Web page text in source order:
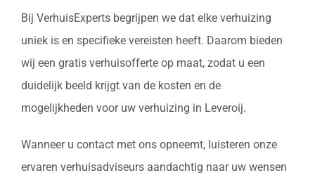
Bij VerhuisExperts begrijpen we dat elke verhuizing
uniek is en specifieke vereisten heeft. Daarom bieden
wij een gratis verhuisofferte op maat, zodat u een
duidelijk beeld krijgt van de kosten en de
mogelijkheden voor uw verhuizing in Leveroij.
Wanneer u contact met ons opneemt, luisteren onze
ervaren verhuisadviseurs aandachtig naar uw wensen